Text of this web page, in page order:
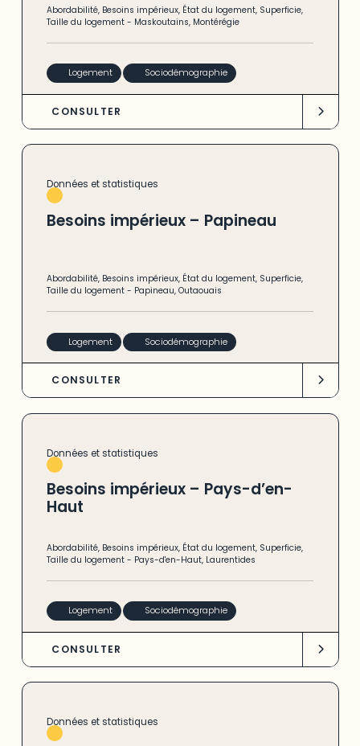
Abordabilité, Besoins impérieux, État du logement, Superficie,
Taille du logement - Maskoutains, Montérégie
Logement Sociodémographie
CONSULTER
Données et statistiques
Besoins impérieux – Papineau
Abordabilité, Besoins impérieux, État du logement, Superficie,
Taille du logement - Papineau,Outaouais
Logement Sociodémographie
CONSULTER
Données et statistiques
Besoins impérieux – Pays-d’en-
Haut
Abordabilité, Besoins impérieux, État du logement, Superficie,
Taille du logement - Pays-d'en-Haut, Laurentides
Logement Sociodémographie
CONSULTER
Données et statistiques